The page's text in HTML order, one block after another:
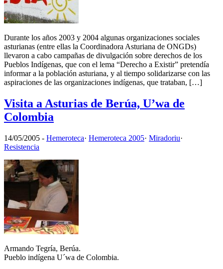
Durante los años 2003 y 2004 algunas organizaciones sociales
asturianas (entre ellas la Coordinadora Asturiana de ONGDs)
llevaron a cabo campañas de divulgación sobre derechos de los
Pueblos Indígenas, que con el lema “Derecho a Existir” pretendía
informar a la población asturiana, y al tiempo solidarizarse con las
aspiraciones de las organizaciones indígenas, que trataban, […]
Visita a Asturias de Berúa, U’wa de
Colombia
14/05/2005 - Hemeroteca· Hemeroteca 2005· Miradoriu·
Resistencia
Armando Tegría, Berúa.
Pueblo indígena U´wa de Colombia.